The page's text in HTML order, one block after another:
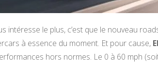
intéresse le plus, c’est que le nouveau
à essence du moment. Et pour cause,
hors normes. Le 0 à 60 mph